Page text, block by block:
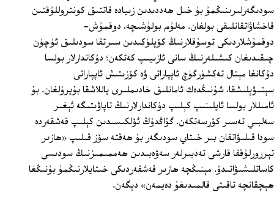
سودىگەرلىرىنىڭمۇ بۇ خىل ھەددىدىن زىيادە قاتتىق كونتروللۇقتىن
قاخشاۋاتقانلىقى بولغان. مەلۇم بولۇشىچە، دوقمۇش-
دوقمۇشلاردىكى توسۇقلارنىڭ كۆپلۈكىدىن سىرتقا سودىلىق ئۈچۈن
چىقىدىغان كىشىلەرنىڭ سانى ئازىيىپ كەتكەن؛ دۇكاندارلار بولسا
دۇكانغا مېتال تەكشۈرگۈچ ئاپپاراتى ۋە كۆزىتىش ئاپپاراتى
سېتىۋېلىشقا، شۇنىڭدەك ئامانلىق خادىملىرى ياللاشقا بۇيرۇلغان. بۇ
ئامىللار بولسا ئايلىنىپ كېلىپ دۇكاندارلارنىڭ تاپاۋىتىگە ئېغىر
سەلبىي تەسىر كۆرسەتكەن. گۇاڭدۇڭ ئۆلكىسىدىن كېلىپ قەشقەردە
سودا قىلىۋاتقان بىر خىتاي سودىگەر بۇ ھەقتە سۆز قىلىپ «ھازىر
تېررورلۇققا قارشى تەدبىرلەر سەۋەبىدىن ھەممىمىزنىڭ سودىسى
كاساتلىشىۋاتىدۇ. مېنىڭچە ھازىر قەشقەردىكى خىتايلارنىڭمۇ بۇنىڭغا
ھېچقانچە تاقىتى قالمىدىغۇ دەيمەن» دېگەن.